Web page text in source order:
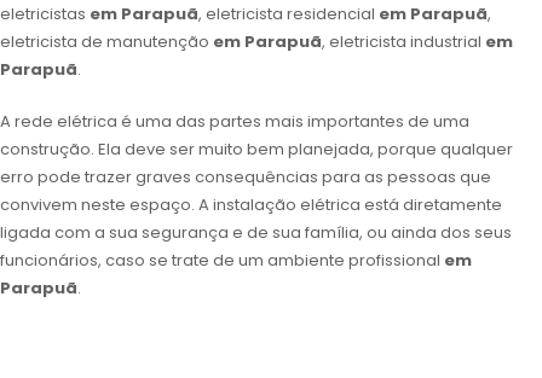
eletricistas em Parapuã, eletricista residencial em Parapuã,
eletricista de manutenção em Parapuã, eletricista industrial em
Parapuã.
A rede elétrica é uma das partes mais importantes de uma
construção. Ela deve ser muito bem planejada, porque qualquer
erro pode trazer graves consequências para as pessoas que
convivem neste espaço. A instalação elétrica está diretamente
ligada com a sua segurança e de sua família, ou ainda dos seus
funcionários, caso se trate de um ambiente profissional em
Parapuã.